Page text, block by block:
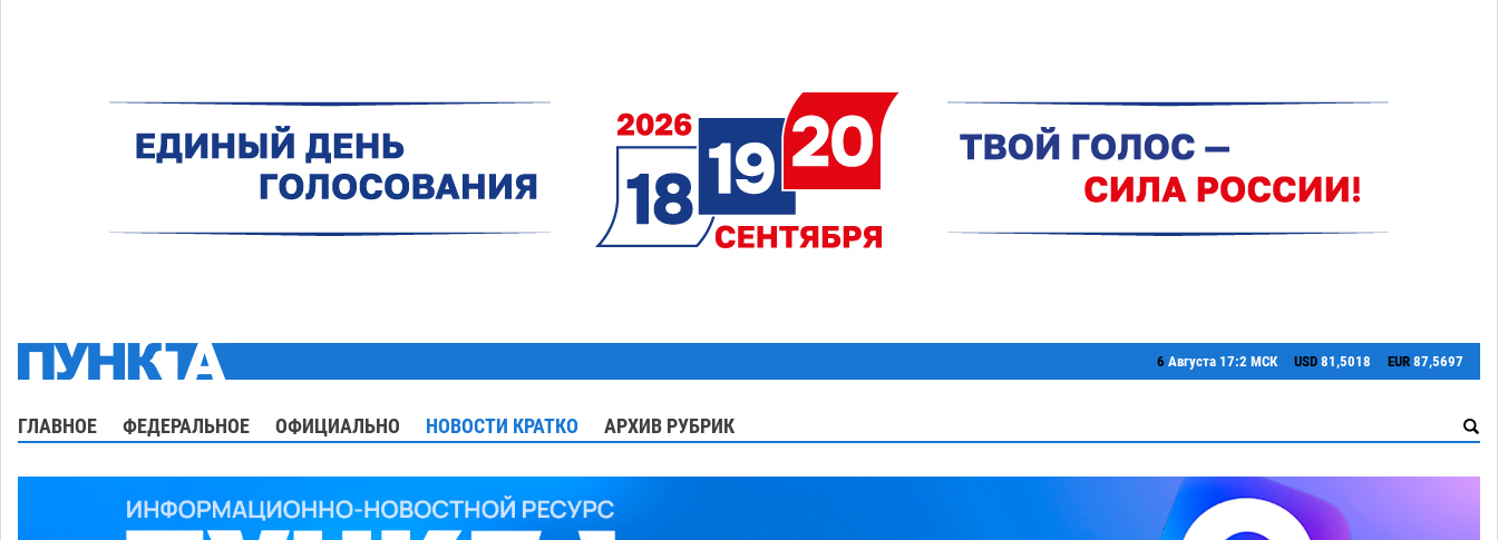
6 Августа 17:2 МСК USD 81,5018 EUR 87,5697
ГЛАВНОЕ ФЕДЕРАЛЬНОЕ ОФИЦИАЛЬНО НОВОСТИ КРАТКО АРХИВ РУБРИК